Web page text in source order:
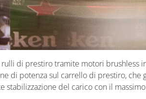
di prestiro tramite motori brushless
di potenza sul carrello di prestiro,
stabilizzazione del carico con il